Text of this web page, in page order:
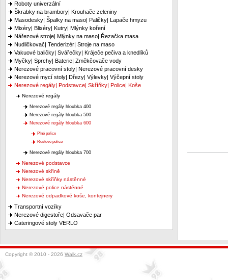
Roboty univerzální
Škrabky na brambory| Krouhače zeleniny
Masodesky| Špalky na maso| Paličky| Lapače hmyzu
Mixéry| Blixéry| Kutry| Mlýnky koření
Nářezové stroje| Mlýnky na maso| Řezačka masa
Nudličkovač| Tenderizér| Stroje na maso
Vakuové baličky| Svářečky| Kráječe pečiva a knedlíků
Myčky| Sprchy| Baterie| Změkčovače vody
Nerezové pracovní stoly| Nerezové pracovní desky
Nerezové mycí stoly| Dřezy| Výlevky| Výčepní stoly
Nerezové regály| Podstavce| Skříňky| Police| Koše
Nerezové regály
Nerezové regály hloubka 400
Nerezové regály hloubka 500
Nerezové regály hloubka 600
Plné police
Roštové police
Nerezové regály hloubka 700
Nerezové podstavce
Nerezové skříně
Nerezové skříňky nástěnné
Nerezové police nástěnné
Nerezové odpadkové koše, kontejnery
Transportní vozíky
Nerezové digestoře| Odsavače par
Cateringové stoly VERLO
Copyright © 2010 - 2026 Walk.cz